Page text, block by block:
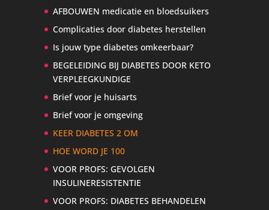
AFBOUWEN medicatie en bloedsuikers
Complicaties door diabetes herstellen
Is jouw type diabetes omkeerbaar?
BEGELEIDING BIJ DIABETES DOOR KETO
VERPLEEGKUNDIGE
Brief voor je huisarts
Brief voor je omgeving
KEER DIABETES 2 OM
HOE WORD JE 100
VOOR PROFS: GEVOLGEN
INSULINERESISTENTIE
VOOR PROFS: DIABETES BEHANDELEN